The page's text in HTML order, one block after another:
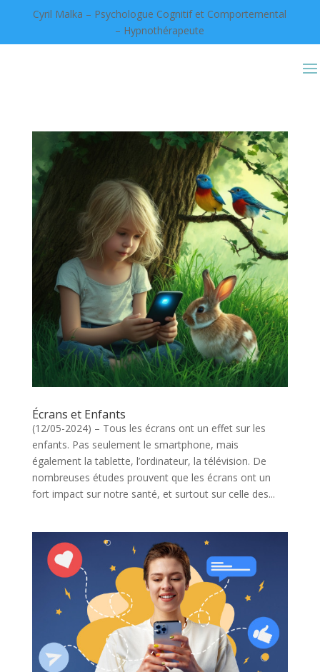
Cyril Malka – Psychologue Cognitif et Comportemental
– Hypnothérapeute
Écrans et Enfants
(12/05-2024) – Tous les écrans ont un effet sur les
enfants. Pas seulement le smartphone, mais
également la tablette, l’ordinateur, la télévision. De
nombreuses études prouvent que les écrans ont un
fort impact sur notre santé, et surtout sur celle des...